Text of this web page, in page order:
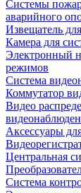
Системы
аварийного
Извещатель
Камера для
Электронный
режимов
Система
Коммутатор
Видео
Аксессуары
Центральная
Система